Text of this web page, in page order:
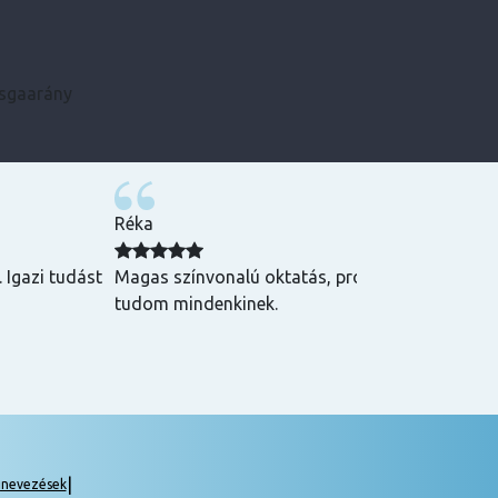
ajánlani
Kármen
Minden szükséges infót előre megkaptam,
csak ajánlani tudom! ☺️
|